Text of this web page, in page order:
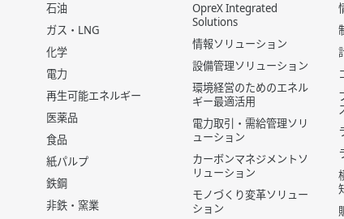
石油
ガス・LNG
化学
電力
再生可能エネルギー
医薬品
食品
紙パルプ
鉄鋼
非鉄・窯業
OpreX Integrated
Solutions
情報ソリューション
設備管理ソリューション
環境経営のためのエネル
ギー最適活用
電力取引・需給管理ソリ
ューション
カーボンマネジメントソ
リューション
モノづくり変革ソリュー
ション